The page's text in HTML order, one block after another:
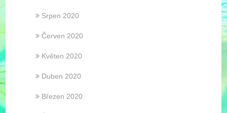
Srpen 2020
Červen 2020
Květen 2020
Duben 2020
Březen 2020